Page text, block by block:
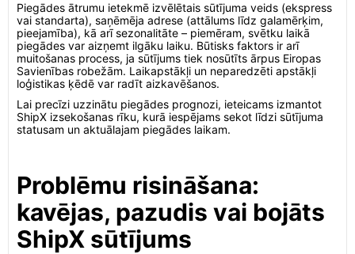
Piegādes ātrumu ietekmē izvēlētais sūtījuma veids (ekspress
vai standarta), saņēmēja adrese (attālums līdz galamērķim,
pieejamība), kā arī sezonalitāte – piemēram, svētku laikā
piegādes var aizņemt ilgāku laiku. Būtisks faktors ir arī
muitošanas process, ja sūtījums tiek nosūtīts ārpus Eiropas
Savienības robežām. Laikapstākļi un neparedzēti apstākļi
loģistikas ķēdē var radīt aizkavēšanos.
Lai precīzi uzzinātu piegādes prognozi, ieteicams izmantot
ShipX izsekošanas rīku, kurā iespējams sekot līdzi sūtījuma
statusam un aktuālajam piegādes laikam.
Problēmu risināšana:
kavējas, pazudis vai bojāts
ShipX sūtījums